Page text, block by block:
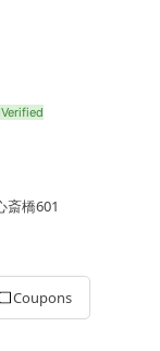
斎橋601
Coupons